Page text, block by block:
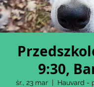
9:30,
śr., 23 mar
  |
Hauvard -